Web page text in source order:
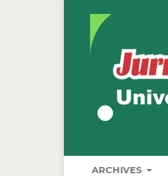
ARCHIVES